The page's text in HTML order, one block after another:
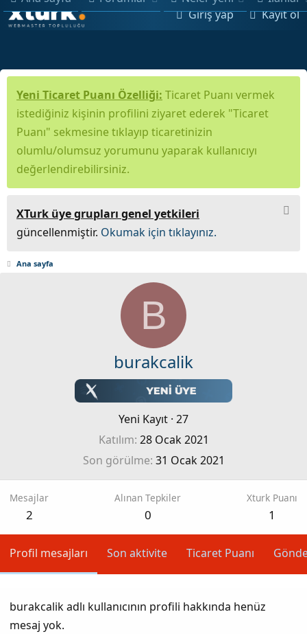
Giriş yap Kayıt ol
Yeni Ticaret Puanı Özelliği: Ticaret Puanı vermek
istediğiniz kişinin profilini ziyaret ederek "Ticaret
Puanı" sekmesine tıklayıp ticaretinizin
olumlu/olumsuz yorumunu yaparak kullanıcıyı
değerlendirebilirsiniz.
XTurk üye grupları genel yetkileri
güncellenmiştir. Okumak için tıklayınız.
Ana sayfa
B
burakcalik
Yeni Kayıt · 27
Katılım 28 Ocak 2021
Son görülme 31 Ocak 2021
Mesajlar
2
Alınan Tepkiler
0
Xturk Puanı
1
Profil mesajları Son aktivite Ticaret Puanı
burakcalik adlı kullanıcının profili hakkında henüz
mesaj yok.